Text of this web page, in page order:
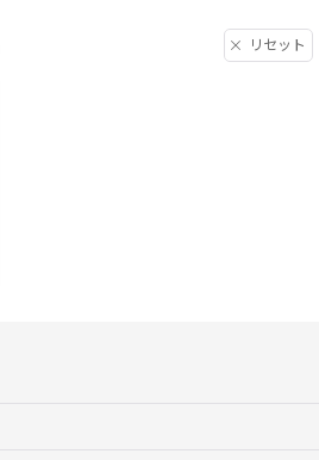
リセット